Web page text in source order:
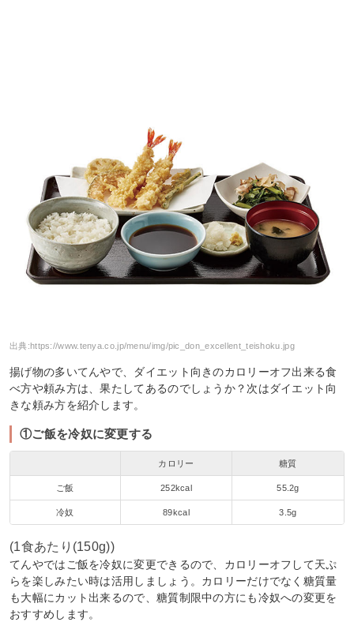
出典:https://www.tenya.co.jp/menu/img/pic_don_excellent_teishoku.jpg
揚げ物の多いてんやで、ダイエット向きのカロリーオフ出来る食
べ方や頼み方は、果たしてあるのでしょうか？次はダイエット向
きな頼み方を紹介します。
①ご飯を冷奴に変更する
カロリー 糖質
ご飯 252kcal 55.2g
冷奴 89kcal 3.5g
(1食あたり(150g))
てんやではご飯を冷奴に変更できるので、カロリーオフして天ぷ
らを楽しみたい時は活用しましょう。カロリーだけでなく糖質量
も大幅にカット出来るので、糖質制限中の方にも冷奴への変更を
おすすめします。